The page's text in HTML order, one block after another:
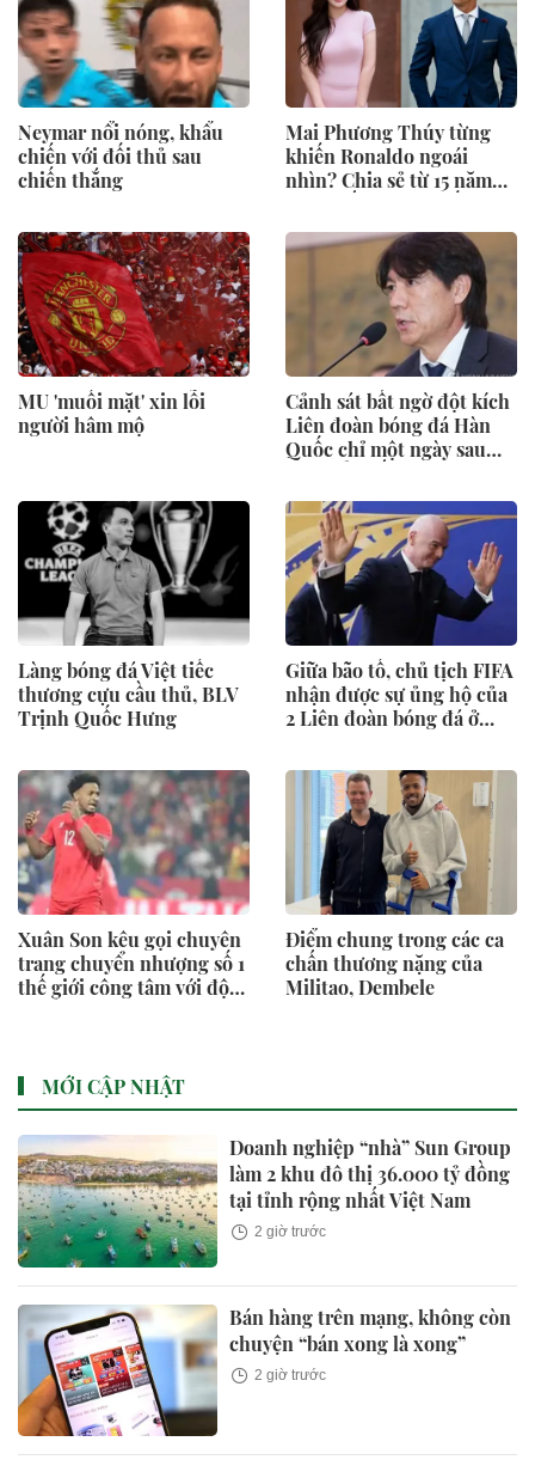
Neymar nổi nóng, khẩu
chiến với đối thủ sau
chiến thắng
Mai Phương Thúy từng
khiến Ronaldo ngoái
nhìn? Chia sẻ từ 15 năm
lại
MU 'muối mặt' xin lỗi
người hâm mộ
Cảnh sát bất ngờ đột kích
Liên đoàn bóng đá Hàn
Quốc chỉ một ngày sau
trưởng Hong Myung-bo
Làng bóng đá Việt tiếc
thương cựu cầu thủ, BLV
Trịnh Quốc Hưng
Giữa bão tố, chủ tịch FIFA
nhận được sự ủng hộ của
2 Liên đoàn bóng đá ở
Xuân Son kêu gọi chuyên
trang chuyển nhượng số 1
thế giới công tâm với đội
Điểm chung trong các ca
chấn thương nặng của
Militao, Dembele
MỚI CẬP NHẬT
Doanh nghiệp “nhà” Sun Group
làm 2 khu đô thị 36.000 tỷ đồng
tại tỉnh rộng nhất Việt Nam
2 giờ trước
Bán hàng trên mạng, không còn
chuyện “bán xong là xong”
2 giờ trước